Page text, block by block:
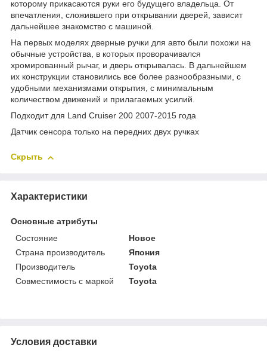
которому прикасаются руки его будущего владельца. От
впечатления, сложившего при открывании дверей, зависит
дальнейшее знакомство с машиной.
На первых моделях дверные ручки для авто были похожи на
обычные устройства, в которых проворачивался
хромированный рычаг, и дверь открывалась. В дальнейшем
их конструкции становились все более разнообразными, с
удобными механизмами открытия, с минимальным
количеством движений и прилагаемых усилий.
Подходит для Land Cruiser 200 2007-2015 года
Датчик сенсора только на передних двух ручках
Скрыть
Характеристики
Основные атрибуты
Состояние
Новое
Страна производитель
Япония
Производитель
Toyota
Совместимость с маркой
Toyota
Условия доставки